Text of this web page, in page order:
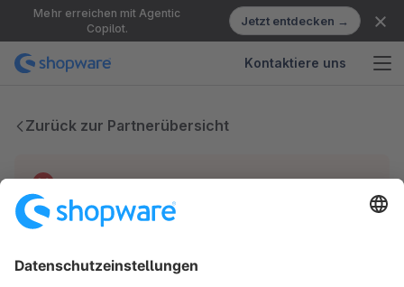
Mehr erreichen mit Agentic
Copilot.
Jetzt entdecken →
Kontaktiere uns
Zurück zur Partnerübersicht
Technische Probleme